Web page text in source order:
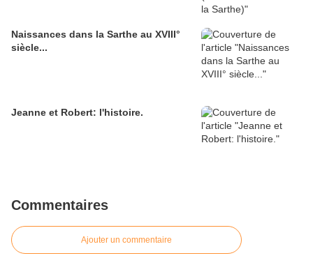
Naissances dans la Sarthe au XVIII°
siècle...
Jeanne et Robert: l'histoire.
Commentaires
Ajouter un commentaire